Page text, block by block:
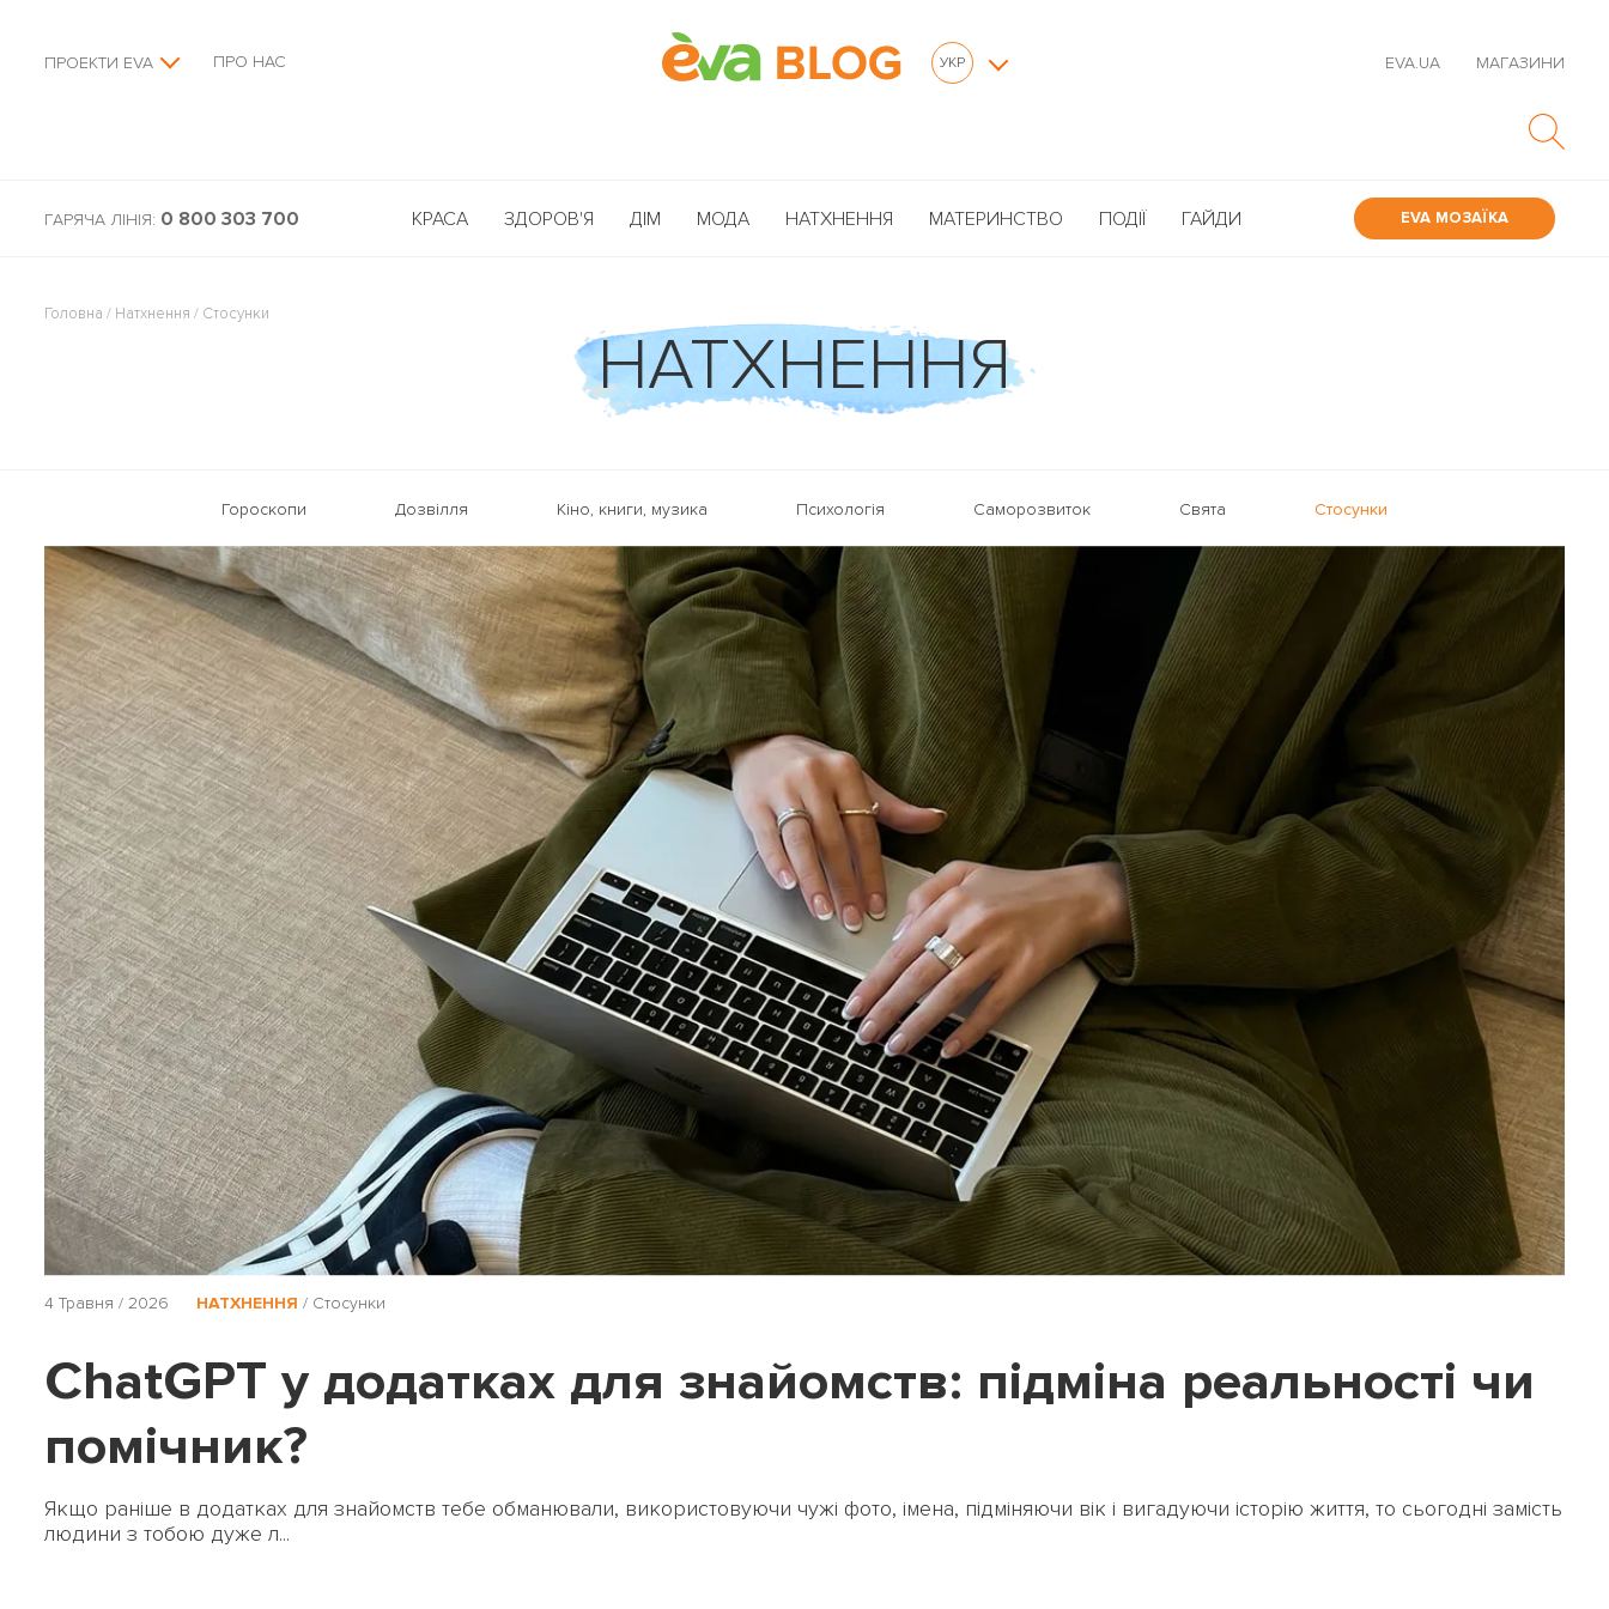
ПРОЕКТИ EVA ПРО НАС УКР EVA.UA МАГАЗИНИ
ГАРЯЧА ЛІНІЯ: 0 800 303 700 КРАСА ЗДОРОВ'Я ДІМ МОДА НАТХНЕННЯ МАТЕРИНСТВО ПОДІЇ ГАЙДИ EVA МОЗАЇКА
Головна / Натхнення / Стосунки
НАТХНЕННЯ
Гороскопи Дозвілля Кіно, книги, музика Психологія Саморозвиток Свята Стосунки
4 Травня / 2026 НАТХНЕННЯ / Стосунки
ChatGPT у додатках для знайомств: підміна реальності чи
помічник?
Якщо раніше в додатках для знайомств тебе обманювали, використовуючи чужі фото, імена, підміняючи вік і вигадуючи історію життя, то сьогодні замість
людини з тобою дуже л...